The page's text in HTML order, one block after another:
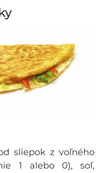
sliepok z voľného
1 alebo 0), soľ,